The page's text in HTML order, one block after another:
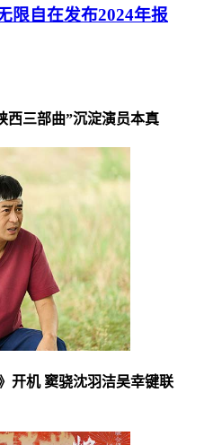
限自在发布2024年报
西三部曲”沉淀演员本真
开机 窦骁沈羽洁吴幸键联